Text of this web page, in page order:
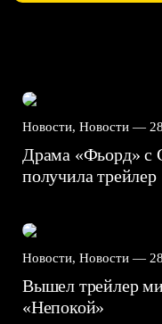
Новости, Новости —
Драма «Фьорд» с
получила трейлер
Новости, Новости —
Вышел трейлер
«Непокой»